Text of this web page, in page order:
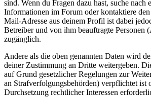
sind. Wenn du Fragen dazu hast, suche nach
Informationen im Forum oder kontaktiere
Mail-Adresse aus deinem Profil ist dabei
Betreiber und von ihm beauftragte Personen
zugänglich.
Andere als die oben genannten Daten wird
deiner Zustimmung an Dritte weitergeben.
auf Grund gesetzlicher Regelungen zur
an Strafverfolgungsbehörden) verpflichtet ist
Durchsetzung rechtlicher Interessen